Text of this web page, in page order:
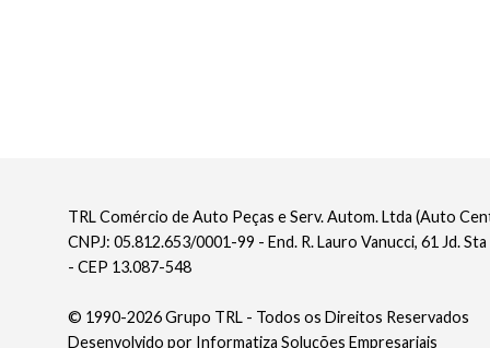
TRL Comércio de Auto Peças e Serv. Autom. Ltda (Auto
CNPJ: 05.812.653/0001-99 - End. R. Lauro Vanucci, 61 Jd.
- CEP 13.087-548
© 1990-2026 Grupo TRL - Todos os Direitos Reservados
Desenvolvido por Informatiza Soluções Empresariais